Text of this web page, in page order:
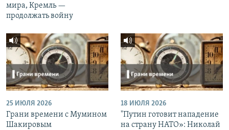
мира, Кремль —
продолжать войну
25 ИЮЛЯ 2026
Грани времени с Мумином
Шакировым
18 ИЮЛЯ 2026
"Путин готовит нападение
на страну НАТО»: Николай